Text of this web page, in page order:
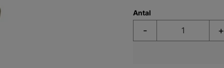
Antal
+
-